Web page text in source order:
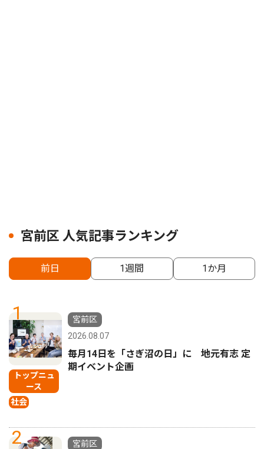
宮前区 人気記事ランキング
前日 1週間 1か月
1
トップニュ
ース
社会
宮前区
2026.08.07
毎月14日を「さぎ沼の日」に 地元有志 定
期イベント企画
2
宮前区